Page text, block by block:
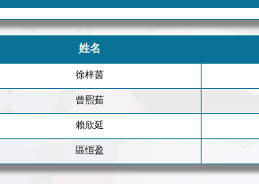
姓名
徐梓茵
曾熙茹
賴欣延
區愷盈